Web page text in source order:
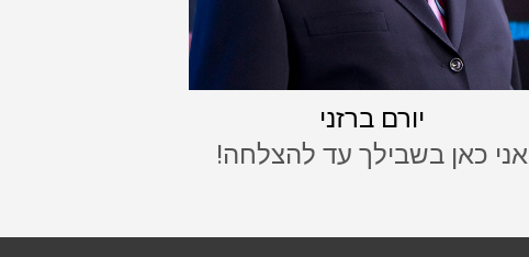
יורם ברזני
אני כאן בשבילך עד להצלחה!